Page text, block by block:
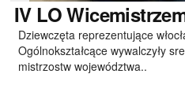
IVLO
Dziewczęta reprezentujące
Ogólnokształcące wywalczyły
mistrzostw województwa..